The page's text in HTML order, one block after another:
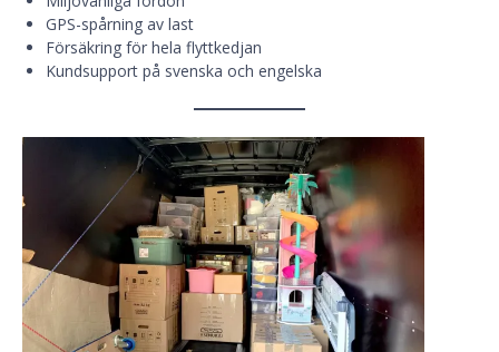
GPS-spårning av last
Försäkring för hela flyttkedjan
Kundsupport på svenska och engelska